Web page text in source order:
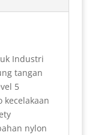
s n
Industri
tangan
5
nylon